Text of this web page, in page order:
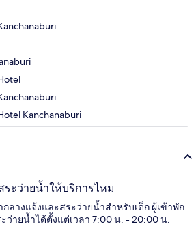
Kanchanaburi
ะว่ายน้ำให้บริการไหม
ลางแจ้งและสระว่ายน้ำสำหรับเด็ก ผู้เข้าพัก
ว่ายน้ำได้ตั้งแต่เวลา 7:00 น. - 20:00 น.